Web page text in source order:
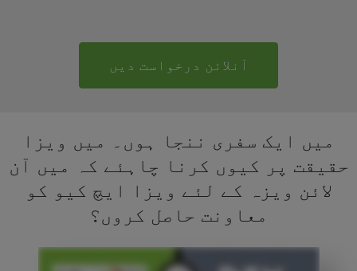
آنلائن درخواست دیں
میں ایک سفری ننجا ہوں۔ میں ویزا
حقیقت پر کیوں کرنا چاہئے کہ میں آن
لائن ویزہ کے لئے ویزا ایچ کیو کو
معاونت حاصل کروں؟